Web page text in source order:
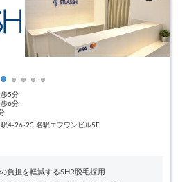
歩5分
歩6分
4-26-23 名駅エフワンビル5F
負担を軽減するSHR脱毛採用